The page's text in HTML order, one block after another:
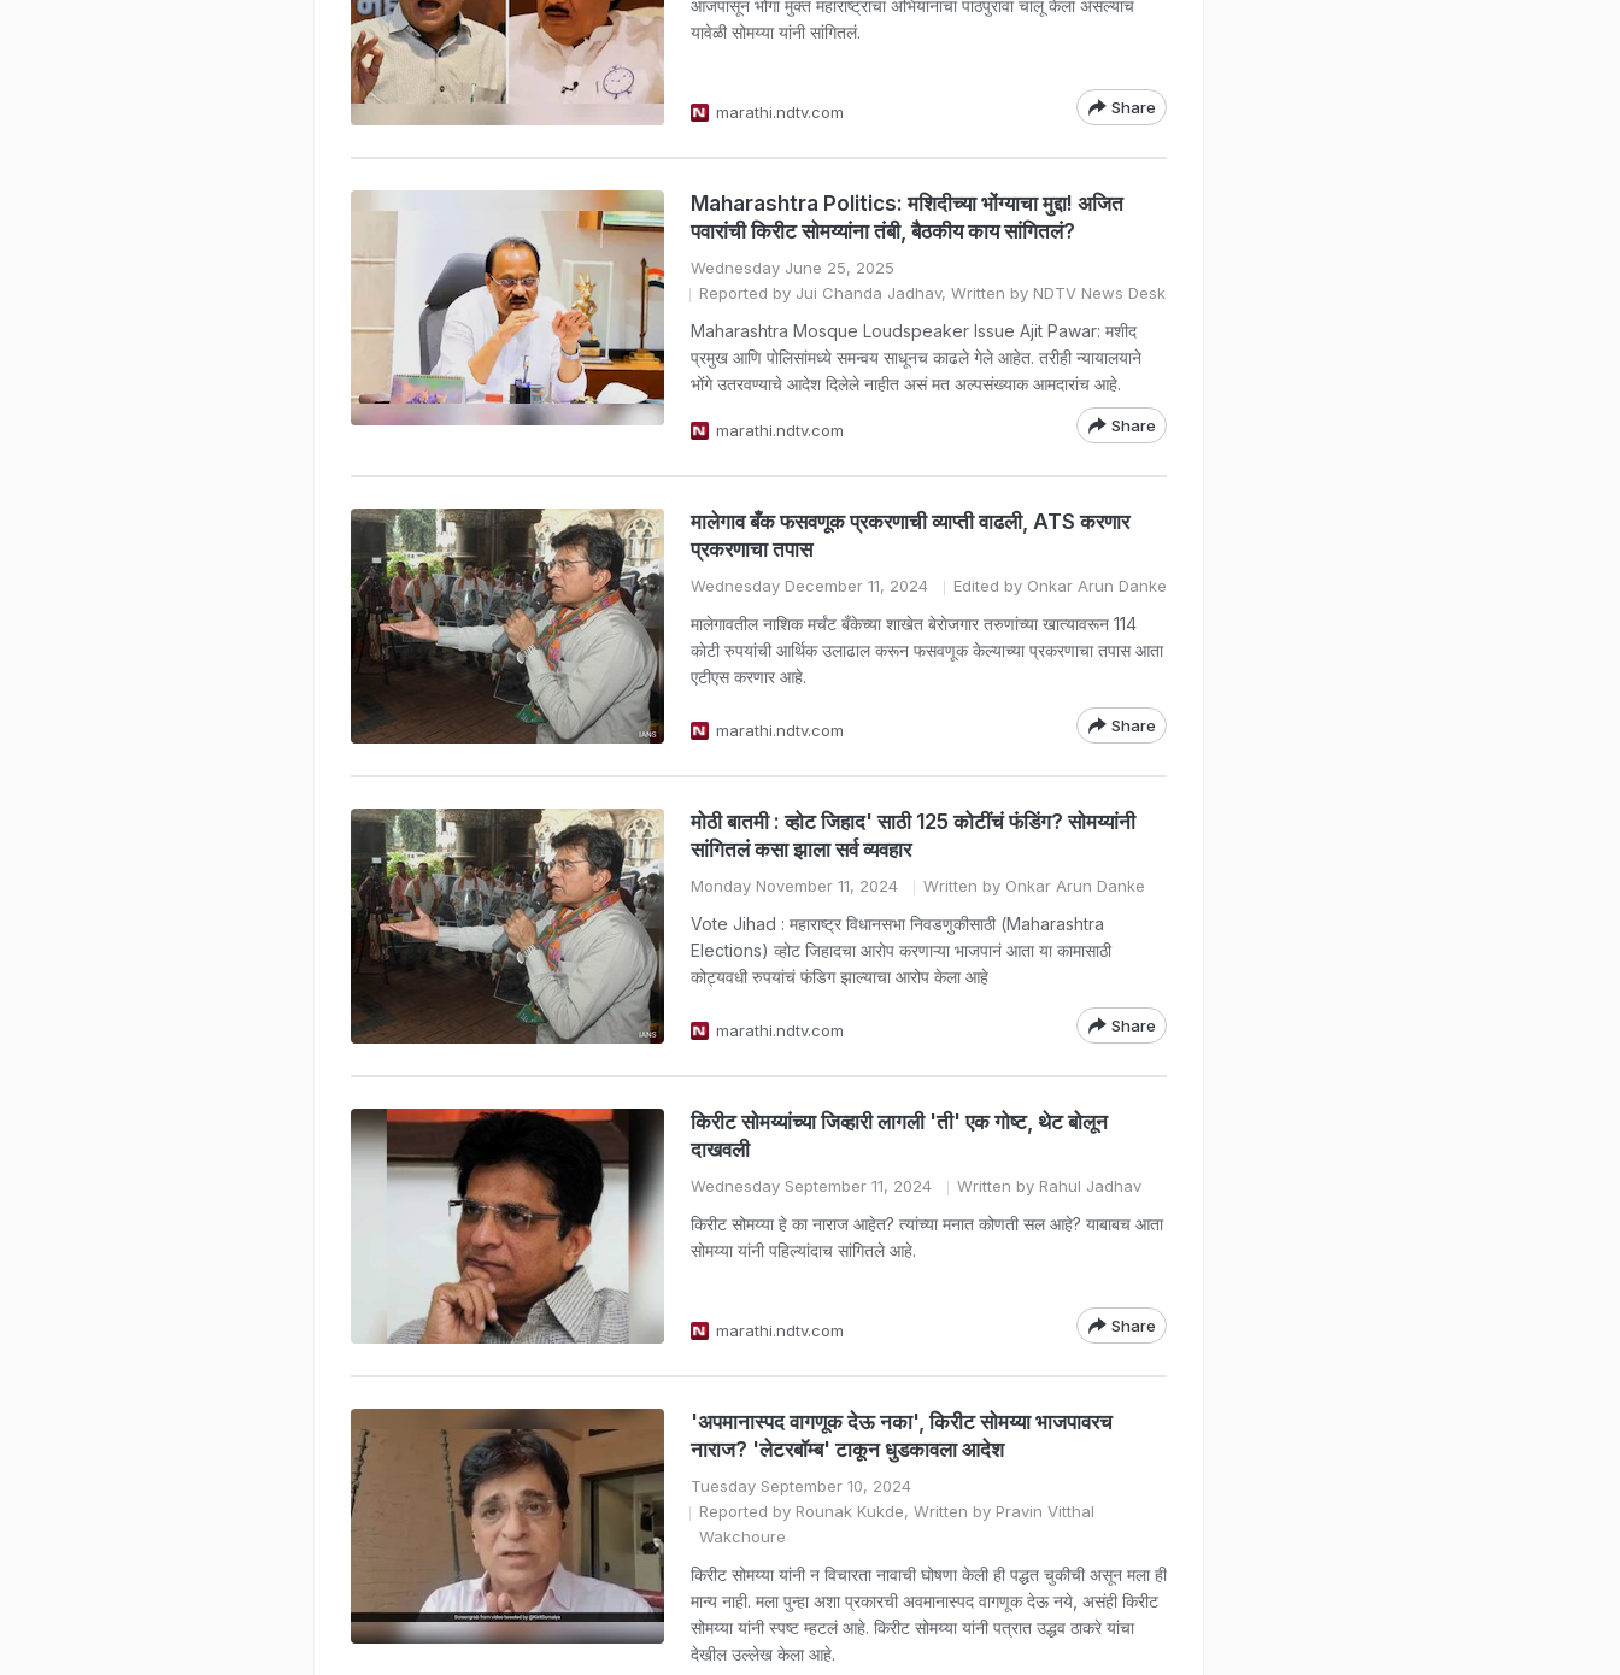
आजपासून भोंगा मुक्त महाराष्ट्राचा अभियानाचा पाठपुरावा चालू केला असल्याचं
यावेळी सोमय्या यांनी सांगितलं.
marathi.ndtv.com Share
Maharashtra Politics: मशिदीच्या भोंग्याचा मुद्दा! अजित
पवारांची किरीट सोमय्यांना तंबी, बैठकीय काय सांगितलं?
Wednesday June 25, 2025
Reported by Jui Chanda Jadhav, Written by NDTV News Desk
Maharashtra Mosque Loudspeaker Issue Ajit Pawar: मशीद
प्रमुख आणि पोलिसांमध्ये समन्वय साधूनच काढले गेले आहेत. तरीही न्यायालयाने
भोंगे उतरवण्याचे आदेश दिलेले नाहीत असं मत अल्पसंख्याक आमदारांच आहे.
marathi.ndtv.com Share
मालेगाव बँक फसवणूक प्रकरणाची व्याप्ती वाढली, ATS करणार
प्रकरणाचा तपास
Wednesday December 11, 2024 Edited by Onkar Arun Danke
मालेगावतील नाशिक मर्चंट बँकेच्या शाखेत बेराेजगार तरुणांच्या खात्यावरून 114
काेटी रुपयांची आर्थिक उलाढाल करून फसवणूक केल्याच्या प्रकरणाचा तपास आता
एटीएस करणार आहे.
marathi.ndtv.com Share
मोठी बातमी : व्होट जिहाद' साठी 125 कोटींचं फंडिंग? सोमय्यांनी
सांगितलं कसा झाला सर्व व्यवहार
Monday November 11, 2024 Written by Onkar Arun Danke
Vote Jihad : महाराष्ट्र विधानसभा निवडणुकीसाठी (Maharashtra
Elections) व्होट जिहादचा आरोप करणाऱ्या भाजपानं आता या कामासाठी
कोट्यवधी रुपयांचं फंडिग झाल्याचा आरोप केला आहे
marathi.ndtv.com Share
किरीट सोमय्यांच्या जिव्हारी लागली 'ती' एक गोष्ट, थेट बोलून
दाखवली
Wednesday September 11, 2024 Written by Rahul Jadhav
किरीट सोमय्या हे का नाराज आहेत? त्यांच्या मनात कोणती सल आहे? याबाबच आता
सोमय्या यांनी पहिल्यांदाच सांगितले आहे.
marathi.ndtv.com Share
'अपमानास्पद वागणूक देऊ नका', किरीट सोमय्या भाजपावरच
नाराज? 'लेटरबॉम्ब' टाकून धुडकावला आदेश
Tuesday September 10, 2024
Reported by Rounak Kukde, Written by Pravin Vitthal
Wakchoure
किरीट सोमय्या यांनी न विचारता नावाची घोषणा केली ही पद्धत चुकीची असून मला ही
मान्य नाही. मला पुन्हा अशा प्रकारची अवमानास्पद वागणूक देऊ नये, असंही किरीट
सोमय्या यांनी स्पष्ट म्हटलं आहे. किरीट सोमय्या यांनी पत्रात उद्धव ठाकरे यांचा
देखील उल्लेख केला आहे.